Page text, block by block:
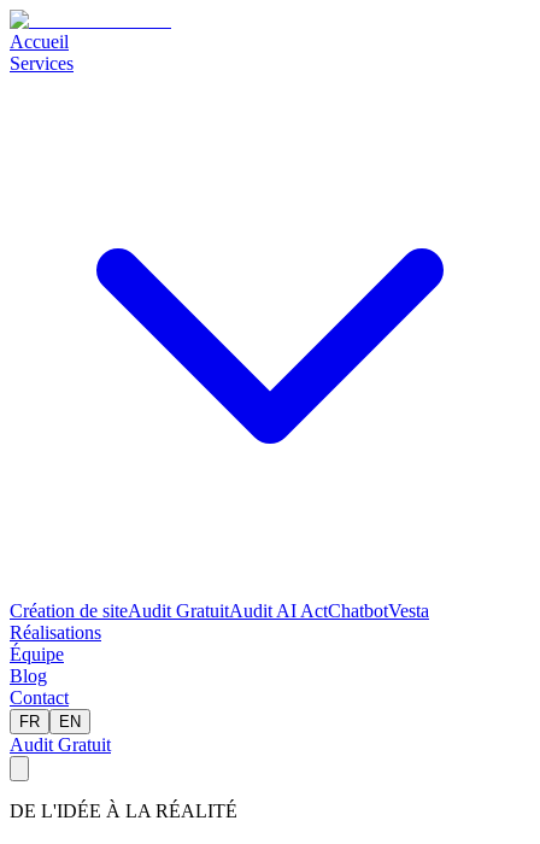
Accueil
Services
Création de siteAudit GratuitAudit AI ActChatbotVesta
Réalisations
Équipe
Blog
Contact
FR EN
Audit Gratuit
DE L'IDÉE À LA RÉALITÉ